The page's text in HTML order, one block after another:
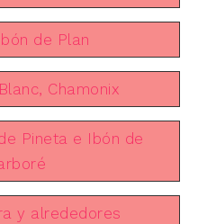
de Plan
Chamonix
Pineta e Ibón de
y alrededores